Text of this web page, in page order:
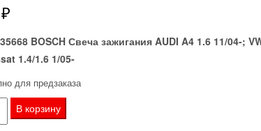
₽
BOSCH Свеча зажигания AUDI A4 1.6 11/04-;
1.4/1.6 1/05-
для предзаказа
В корзину